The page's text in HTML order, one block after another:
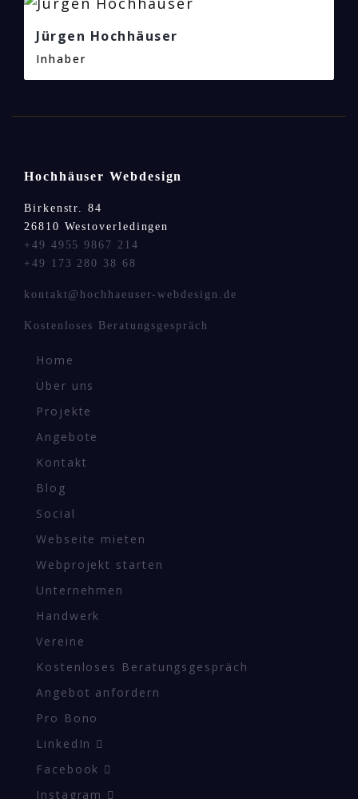
Jürgen Hochhäuser
Inhaber
Hochhäuser Webdesign
Birkenstr. 84
26810 Westoverledingen
+49 4955 9867 214
+49 173 280 38 68
kontakt@hochhaeuser-webdesign.de
Kostenloses Beratungsgespräch
Home
Über uns
Projekte
Angebote
Kontakt
Blog
Social
Webseite mieten
Webprojekt starten
Unternehmen
Handwerk
Vereine
Kostenloses Beratungsgespräch
Angebot anfordern
Pro Bono
LinkedIn
Facebook
Instagram